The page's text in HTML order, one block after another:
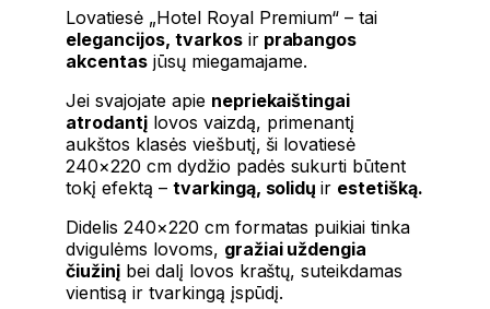
Lovatiesė „Hotel Royal Premium“ – tai
elegancijos, tvarkosirprabangos
akcentasjūsų miegamajame.
Jei svajojate apie nepriekaištingai
atrodantįlovos vaizdą, primenantį
aukštos klasės viešbutį, ši lovatiesė
240×220 cm dydžio padės sukurti būtent
tokį efektą – tvarkingą, solidųir estetišką.
Didelis 240×220 cm formatas puikiai tinka
dvigulėms lovoms, gražiai uždengia
čiužinįbei dalį lovos kraštų, suteikdamas
vientisą ir tvarkingą įspūdį.